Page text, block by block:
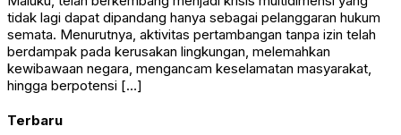
tidak lagi dapat dipandang hanya sebagai pelanggaran hukum
semata. Menurutnya, aktivitas pertambangan tanpa izin telah
berdampak pada kerusakan lingkungan, melemahkan
kewibawaan negara, mengancam keselamatan masyarakat,
hingga berpotensi […]
Terbaru